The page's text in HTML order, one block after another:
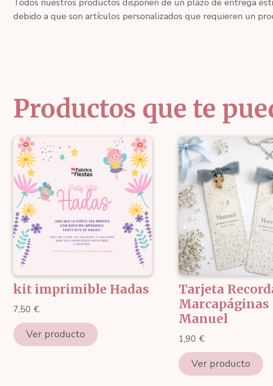
Todos nuestros productos disponen de un plazo de entrega
debido a que son artículos personalizados que requieren un
Productos que te
kit imprimible Hadas
7,50 €
Ver producto
Tarjeta
Marcapáginas
Manuel
1,90 €
Ver producto